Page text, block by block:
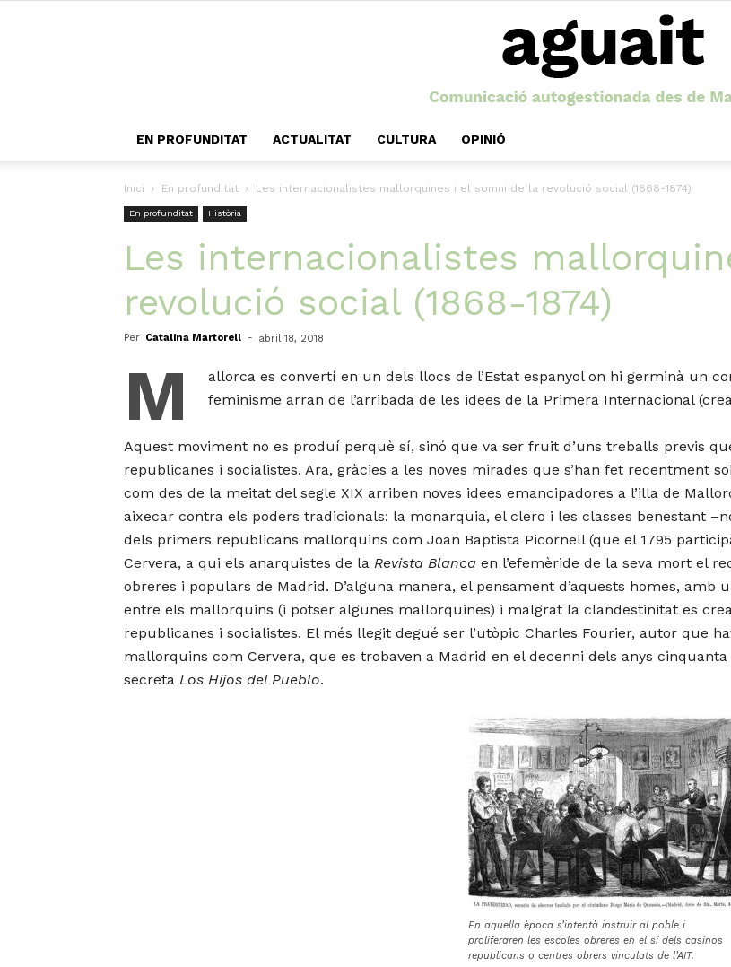
EN PROFUNDITAT ACTUALITAT CULTURA OPINIÓ
Inici En profunditat Les internacionalistes mallorquines i el somni de la revolució social (1868-1874)
En profunditat Història
Les internacionalistes
revolució social (1868-1874)
Per Catalina Martorell - abril 18, 2018
M
allorca es convertí en un dels llocs de l’Estat espanyol on hi germinà un
feminisme arran de l’arribada de les idees de la Primera Internacional
Aquest moviment no es produí perquè sí, sinó que va ser fruit d’uns treballs previs
republicanes i socialistes. Ara, gràcies a les noves mirades que s’han fet recentment
com des de la meitat del segle XIX arriben noves idees emancipadores a l’illa de
aixecar contra els poders tradicionals: la monarquia, el clero i les classes benestant
dels primers republicans mallorquins com Joan Baptista Picornell (que el 1795
Cervera, a qui els anarquistes de la Revista Blanca en l’efemèride de la seva mort el
obreres i populars de Madrid. D’alguna manera, el pensament d’aquests homes,
entre els mallorquins (i potser algunes mallorquines) i malgrat la clandestinitat es
republicanes i socialistes. El més llegit degué ser l’utòpic Charles Fourier, autor que
mallorquins com Cervera, que es trobaven a Madrid en el decenni dels anys
secreta Los Hijos del Pueblo.
En aquella època s’intentà instruir al poble i
proliferaren les escoles obreres en el sí dels casinos
republicans o centres obrers vinculats de l’AIT.